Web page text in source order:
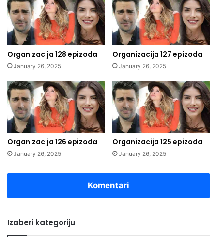
Organizacija 128 epizoda
January 26, 2025
Organizacija 127 epizoda
January 26, 2025
Organizacija 126 epizoda
January 26, 2025
Organizacija 125 epizoda
January 26, 2025
Komentari
Izaberi kategoriju